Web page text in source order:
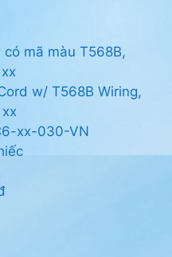
có mã màu T568B,
w/ T568B Wiring,
xx-030-VN